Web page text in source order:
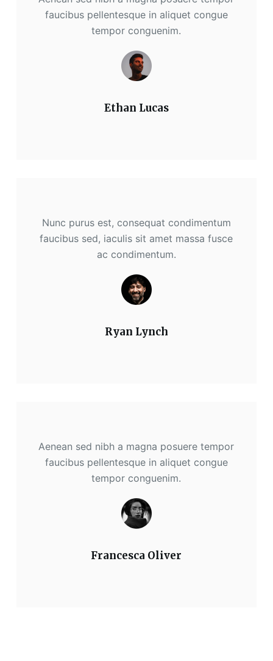
faucibus pellentesque in aliquet congue
tempor conguenim.
Ethan Lucas
Nunc purus est, consequat condimentum
faucibus sed, iaculis sit amet massa fusce
ac condimentum.
Ryan Lynch
Aenean sed nibh a magna posuere tempor
faucibus pellentesque in aliquet congue
tempor conguenim.
Francesca Oliver